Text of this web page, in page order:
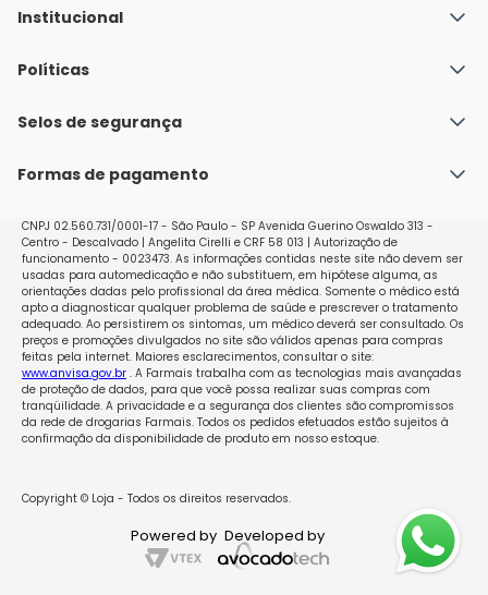
Institucional
Quem Somos
Nossas lojas
Políticas
Política de Envio
Políticas de Trocas e Devoluções
Selos de segurança
Formas de pagamento
CNPJ 02.560.731/0001-17 - São Paulo - SP Avenida Guerino Oswaldo 313 -
Centro - Descalvado | Angelita Cirelli e CRF 58 013 | Autorização de
funcionamento - 0023473. As informações contidas neste site não devem ser
usadas para automedicação e não substituem, em hipótese alguma, as
orientações dadas pelo profissional da área médica. Somente o médico está
apto a diagnosticar qualquer problema de saúde e prescrever o tratamento
adequado. Ao persistirem os sintomas, um médico deverá ser consultado. Os
preços e promoções divulgados no site são válidos apenas para compras
feitas pela internet. Maiores esclarecimentos, consultar o site:
www.anvisa.gov.br. A Farmais trabalha com as tecnologias mais avançadas
de proteção de dados, para que você possa realizar suas compras com
tranqüilidade. A privacidade e a segurança dos clientes são compromissos
da rede de drogarias Farmais. Todos os pedidos efetuados estão sujeitos à
confirmação da disponibilidade de produto em nosso estoque.
Copyright © Loja - Todos os direitos reservados.
Powered by Developed by